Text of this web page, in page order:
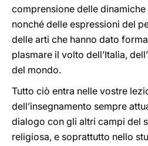
comprensione delle
nonché delle espressioni del
delle arti che hanno dato
plasmare il volto dell’Italia,
del mondo.
Tutto ciò entra nelle vostre
dell’insegnamento sempre
dialogo con gli altri campi del
religiosa, e soprattutto nello